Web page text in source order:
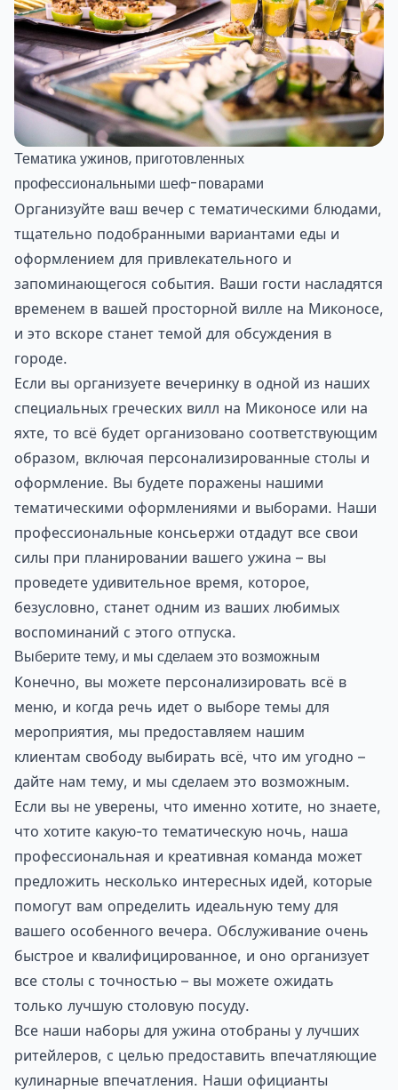
Тематика ужинов, приготовленных
профессиональными шеф-поварами
Организуйте ваш вечер с тематическими блюдами,
тщательно подобранными вариантами еды и
оформлением для привлекательного и
запоминающегося события. Ваши гости насладятся
временем в вашей просторной вилле на Миконосе,
и это вскоре станет темой для обсуждения в
городе.
Если вы организуете вечеринку в одной из наших
специальных греческих вилл на Миконосе или на
яхте, то всё будет организовано соответствующим
образом, включая персонализированные столы и
оформление. Вы будете поражены нашими
тематическими оформлениями и выборами. Наши
профессиональные консьержи отдадут все свои
силы при планировании вашего ужина – вы
проведете удивительное время, которое,
безусловно, станет одним из ваших любимых
воспоминаний с этого отпуска.
Выберите тему, и мы сделаем это возможным
Конечно, вы можете персонализировать всё в
меню, и когда речь идет о выборе темы для
мероприятия, мы предоставляем нашим
клиентам свободу выбирать всё, что им угодно –
дайте нам тему, и мы сделаем это возможным.
Если вы не уверены, что именно хотите, но знаете,
что хотите какую-то тематическую ночь, наша
профессиональная и креативная команда может
предложить несколько интересных идей, которые
помогут вам определить идеальную тему для
вашего особенного вечера. Обслуживание очень
быстрое и квалифицированное, и оно организует
все столы с точностью – вы можете ожидать
только лучшую столовую посуду.
Все наши наборы для ужина отобраны у лучших
ритейлеров, с целью предоставить впечатляющие
кулинарные впечатления. Наши официанты